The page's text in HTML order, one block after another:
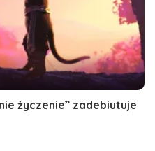
życzenie” zadebiutuje